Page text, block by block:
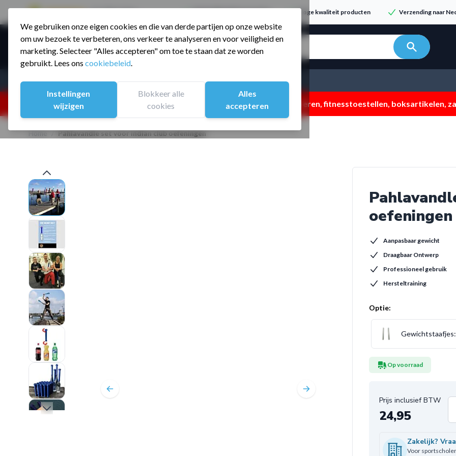
We gebruiken onze eigen cookies en die van derde partijen op onze website
om uw bezoek te verbeteren, ons verkeer te analyseren en voor veiligheid en
marketing. Selecteer "Alles accepteren" om toe te staan dat ze worden
gebruikt. Lees ons cookiebeleid.
Instellingen
wijzigen
Blokkeer alle
cookies
Alles
accepteren
Hoge kwaliteit producten Verzending naar
Ga naar de inhoud
Producten zoeken...
Assortiment Sporten
25% korting ivm vakantiesluiting. Gebruik code: ZOMERMP. muv vloeren, fitnesstoestellen, boksartikelen,
Home / Pahlavandle set voor indian club oefeningen
oefeningen
Aanpasbaar gewicht
Draagbaar Ontwerp
Professioneel gebruik
Hersteltraining
Optie:
Op voorraad
24,95
Zakelijk?
Voor